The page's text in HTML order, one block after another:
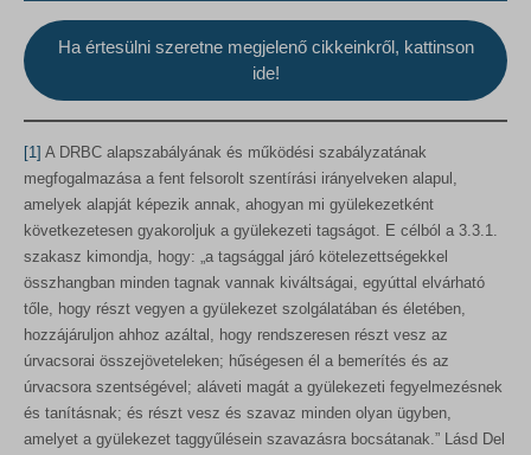
Ha értesülni szeretne megjelenő cikkeinkről, kattinson
ide!
[1] A DRBC alapszabályának és működési szabályzatának
megfogalmazása a fent felsorolt szentírási irányelveken alapul,
amelyek alapját képezik annak, ahogyan mi gyülekezetként
következetesen gyakoroljuk a gyülekezeti tagságot. E célból a 3.3.1.
szakasz kimondja, hogy: „a tagsággal járó kötelezettségekkel
összhangban minden tagnak vannak kiváltságai, egyúttal elvárható
tőle, hogy részt vegyen a gyülekezet szolgálatában és életében,
hozzájáruljon ahhoz azáltal, hogy rendszeresen részt vesz az
úrvacsorai összejöveteleken; hűségesen él a bemerítés és az
úrvacsora szentségével; aláveti magát a gyülekezeti fegyelmezésnek
és tanításnak; és részt vesz és szavaz minden olyan ügyben,
amelyet a gyülekezet taggyűlésein szavazásra bocsátanak.” Lásd Del